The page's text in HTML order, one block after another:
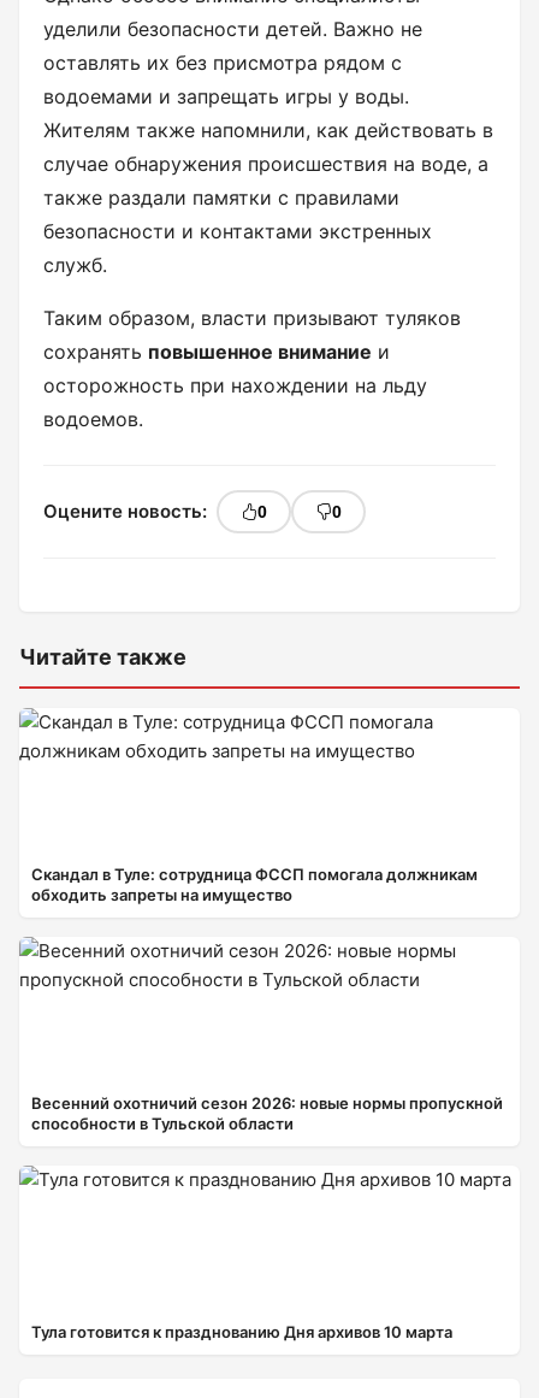
уделили безопасности детей. Важно не
оставлять их без присмотра рядом с
водоемами и запрещать игры у воды.
Жителям также напомнили, как действовать в
случае обнаружения происшествия на воде, а
также раздали памятки с правилами
безопасности и контактами экстренных
служб.
Таким образом, власти призывают туляков
сохранять повышенное внимание и
осторожность при нахождении на льду
водоемов.
Оцените новость: 0 0
Читайте также
Скандал в Туле: сотрудница ФССП помогала должникам
обходить запреты на имущество
Весенний охотничий сезон 2026: новые нормы пропускной
способности в Тульской области
Тула готовится к празднованию Дня архивов 10 марта